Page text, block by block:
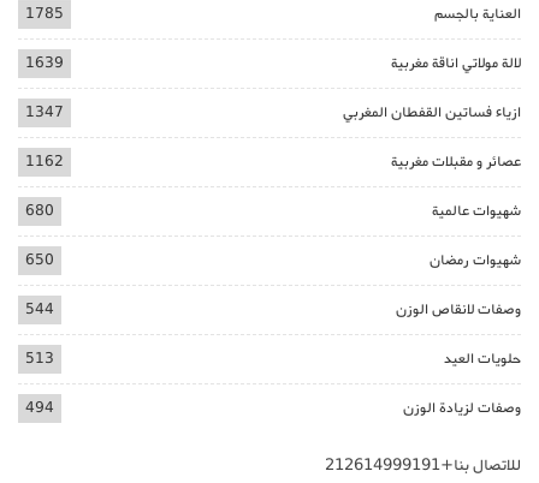
العناية بالجسم 1785
لالة مولاتي اناقة مغربية 1639
ازياء فساتين القفطان المغربي 1347
عصائر و مقبلات مغربية 1162
شهيوات عالمية 680
شهيوات رمضان 650
وصفات لانقاص الوزن 544
حلويات العيد 513
وصفات لزيادة الوزن 494
للاتصال بنا+212614999191